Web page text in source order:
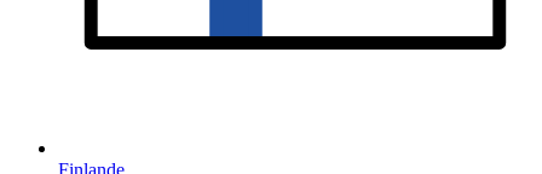
Finlande